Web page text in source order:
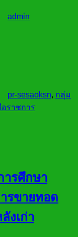
admin
pr-sesaoksn, กลุ่ม
ราชการ
ารศึกษา
รขายทอด
งเก่า